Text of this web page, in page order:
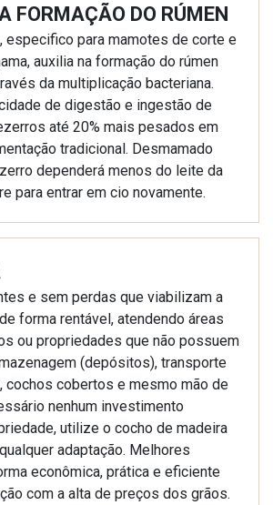
FORMAÇÃO DO RÚMEN
especifico para mamotes de corte e
auxilia na formação do rúmen
da multiplicação bacteriana.
de digestão e ingestão de
até 20% mais pesados em
tradicional. Desmamado
dependerá menos do leite da
para entrar em cio novamente.
e sem perdas que viabilizam a
forma rentável, atendendo áreas
ou propriedades que não possuem
(depósitos), transporte
cochos cobertos e mesmo mão de
nenhum investimento
utilize o cocho de madeira
adaptação. Melhores
econômica, prática e eficiente
com a alta de preços dos grãos.